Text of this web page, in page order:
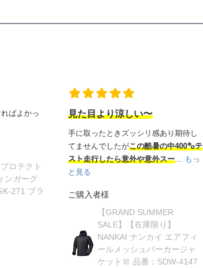
ばよかっ
ロテクト
ンガーグ
271 ブラ
見た目より涼しい〜
手に取ったときズッシリ感あり期待し
てませんでしたがこの酷暑の中400㌔テ
スト走行したら意外や意外スー
もっ
と見る
ご購入者様
【GRAND SUMMER
SALE】【在庫限り】
NANKAI ナンカイ エアフィ
ールメッシュパーカージャ
ケットⅢ 品番：SDW-4147